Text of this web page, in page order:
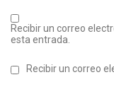
Recibir un correo
esta entrada.
Recibir un correo